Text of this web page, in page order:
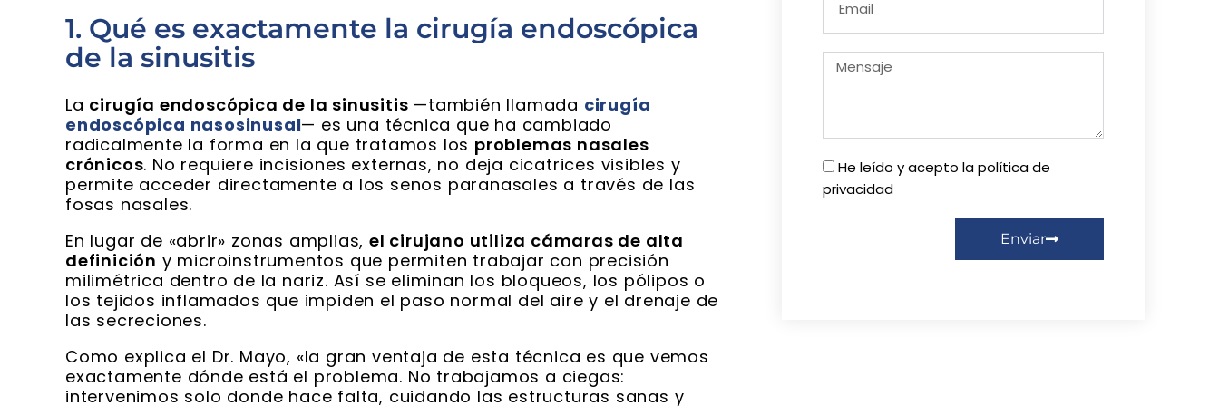
1. Qué es exactamente la cirugía endoscópica
de la sinusitis
La cirugía endoscópica de la sinusitis —también llamada cirugía
endoscópica nasosinusal— es una técnica que ha cambiado
radicalmente la forma en la que tratamos los problemas nasales
crónicos. No requiere incisiones externas, no deja cicatrices visibles y
permite acceder directamente a los senos paranasales a través de las
fosas nasales.
En lugar de «abrir» zonas amplias, el cirujano utiliza cámaras de alta
definición y microinstrumentos que permiten trabajar con precisión
milimétrica dentro de la nariz. Así se eliminan los bloqueos, los pólipos o
los tejidos inflamados que impiden el paso normal del aire y el drenaje de
las secreciones.
Como explica el Dr. Mayo, «la gran ventaja de esta técnica es que vemos
exactamente dónde está el problema. No trabajamos a ciegas:
intervenimos solo donde hace falta, cuidando las estructuras sanas y
He leído y acepto la política de
privacidad
Enviar